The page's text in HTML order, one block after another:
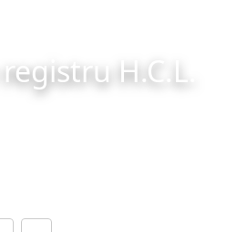
H.C.L.